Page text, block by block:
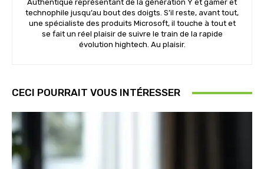
Authentique représentant de la génération Y et gamer et
technophile jusqu’au bout des doigts. S’il reste, avant tout,
une spécialiste des produits Microsoft, il touche à tout et
se fait un réel plaisir de suivre le train de la rapide
évolution hightech. Au plaisir.
CECI POURRAIT VOUS INTÉRESSER